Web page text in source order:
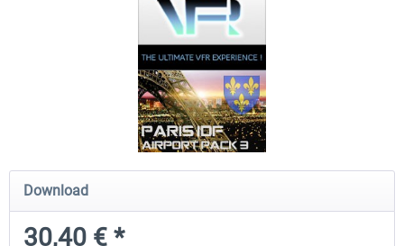
Mega Airport Frankfurt V2.0 Mega Airport Berlin
Download
30,40 € *